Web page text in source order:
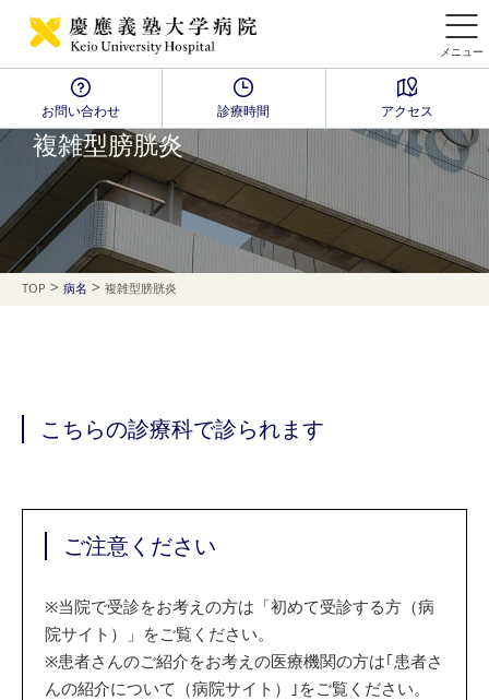
メニュー
お問い合わせ 診療時間 アクセス
Disease Name Search
複雑型膀胱炎
TOP > 病名 > 複雑型膀胱炎
こちらの診療科で診られます
ご注意ください
※当院で受診をお考えの方は「初めて受診する方（病
院サイト）」をご覧ください。
※患者さんのご紹介をお考えの医療機関の方は｢患者さ
んの紹介について（病院サイト）｣をご覧ください。